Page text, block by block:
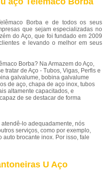
Borba e de todos os seus
que sejam especializadas no
do Aço, que foi fundado em 2009
e levando o melhor em seus
Borba? Na Armazem do Aço,
tratar de Aço - Tubos, Vigas, Perfis e
galvalume, bobina galvalume
de aço, chapa de aço inox, tubos
altamente capacitados, e
de se destacar de forma
lo adequadamente, nós
serviços, como por exemplo,
brocante inox. Por isso, fale
U Aço